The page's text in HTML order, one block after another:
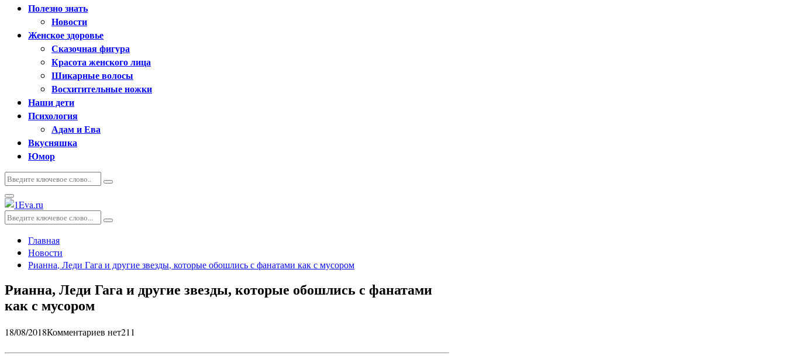
Полезно знать
Новости
Женское здоровье
Сказочная фигура
Красота женского лица
Шикарные волосы
Восхитительные ножки
Наши дети
Психология
Адам и Ева
Вкусняшка
Юмор
Искать:
Поиск
Основное
меню
Искать:
Поиск
Главная
Новости
Рианна, Леди Гага и другие звезды, которые обошлись с фанатами как с мусором
Рианна, Леди Гага и другие звезды, которые обошлись с фанатами
как с мусором
18/08/2018Комментариев нет211